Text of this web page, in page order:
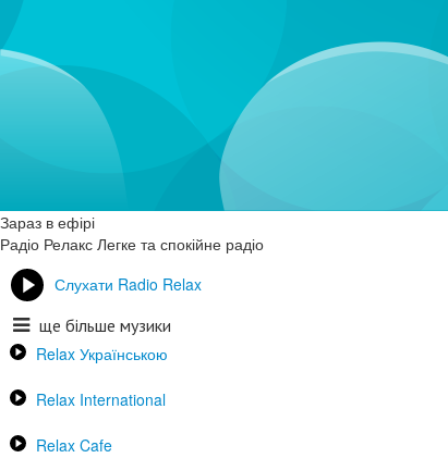
Зараз в ефірі
Радіо Релакс Легке та спокійне радіо
Слухати Radio Relax
ще більше музики
Relax Українською
Relax International
Relax Cafe